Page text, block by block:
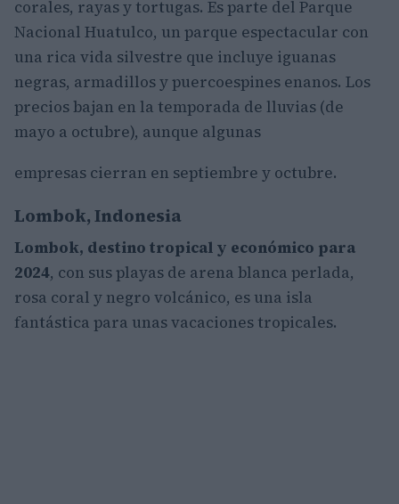
corales, rayas y tortugas. Es parte del Parque
Nacional Huatulco, un parque espectacular con
una rica vida silvestre que incluye iguanas
negras, armadillos y puercoespines enanos. Los
precios bajan en la temporada de lluvias (de
mayo a octubre), aunque algunas
empresas cierran en septiembre y octubre.
Lombok, Indonesia
Lombok, destino tropical y económico para
2024, con sus playas de arena blanca perlada,
rosa coral y negro volcánico, es una isla
fantástica para unas vacaciones tropicales.